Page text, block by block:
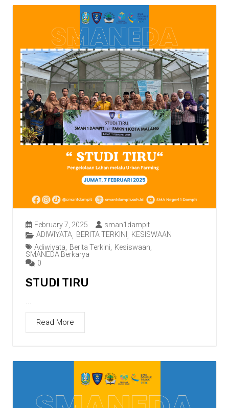
February 7, 2025
sman1dampit
ADIWIYATA, BERITA TERKINI , KESISWAAN
Adiwiyata
Berita Terkini Kesiswaan
SMANEDA Berkarya
0
STUDI TIRU
...
Read More